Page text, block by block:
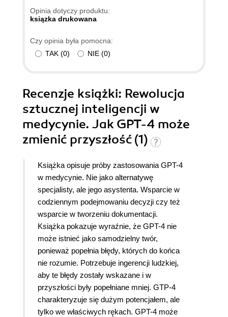
Opinia dotyczy produktu:
ksiązka drukowana
Czy opinia była pomocna:
TAK (0) NIE (0)
Recenzje książki: Rewolucja
sztucznej inteligencji w
medycynie. Jak GPT-4 może
zmienić przyszłość (1)
Książka opisuje próby zastosowania GPT-4
w medycynie. Nie jako alternatywę
specjalisty, ale jego asystenta. Wsparcie w
codziennym podejmowaniu decyzji czy też
wsparcie w tworzeniu dokumentacji.
Książka pokazuje wyraźnie, że GPT-4 nie
może istnieć jako samodzielny twór,
ponieważ popełnia błędy, których do końca
nie rozumie. Potrzebuje ingerencji ludzkiej,
aby te błędy zostały wskazane i w
przyszłości były popełniane mniej. GTP-4
charakteryzuje się dużym potencjałem, ale
tylko we właściwych rękach. GPT-4 może